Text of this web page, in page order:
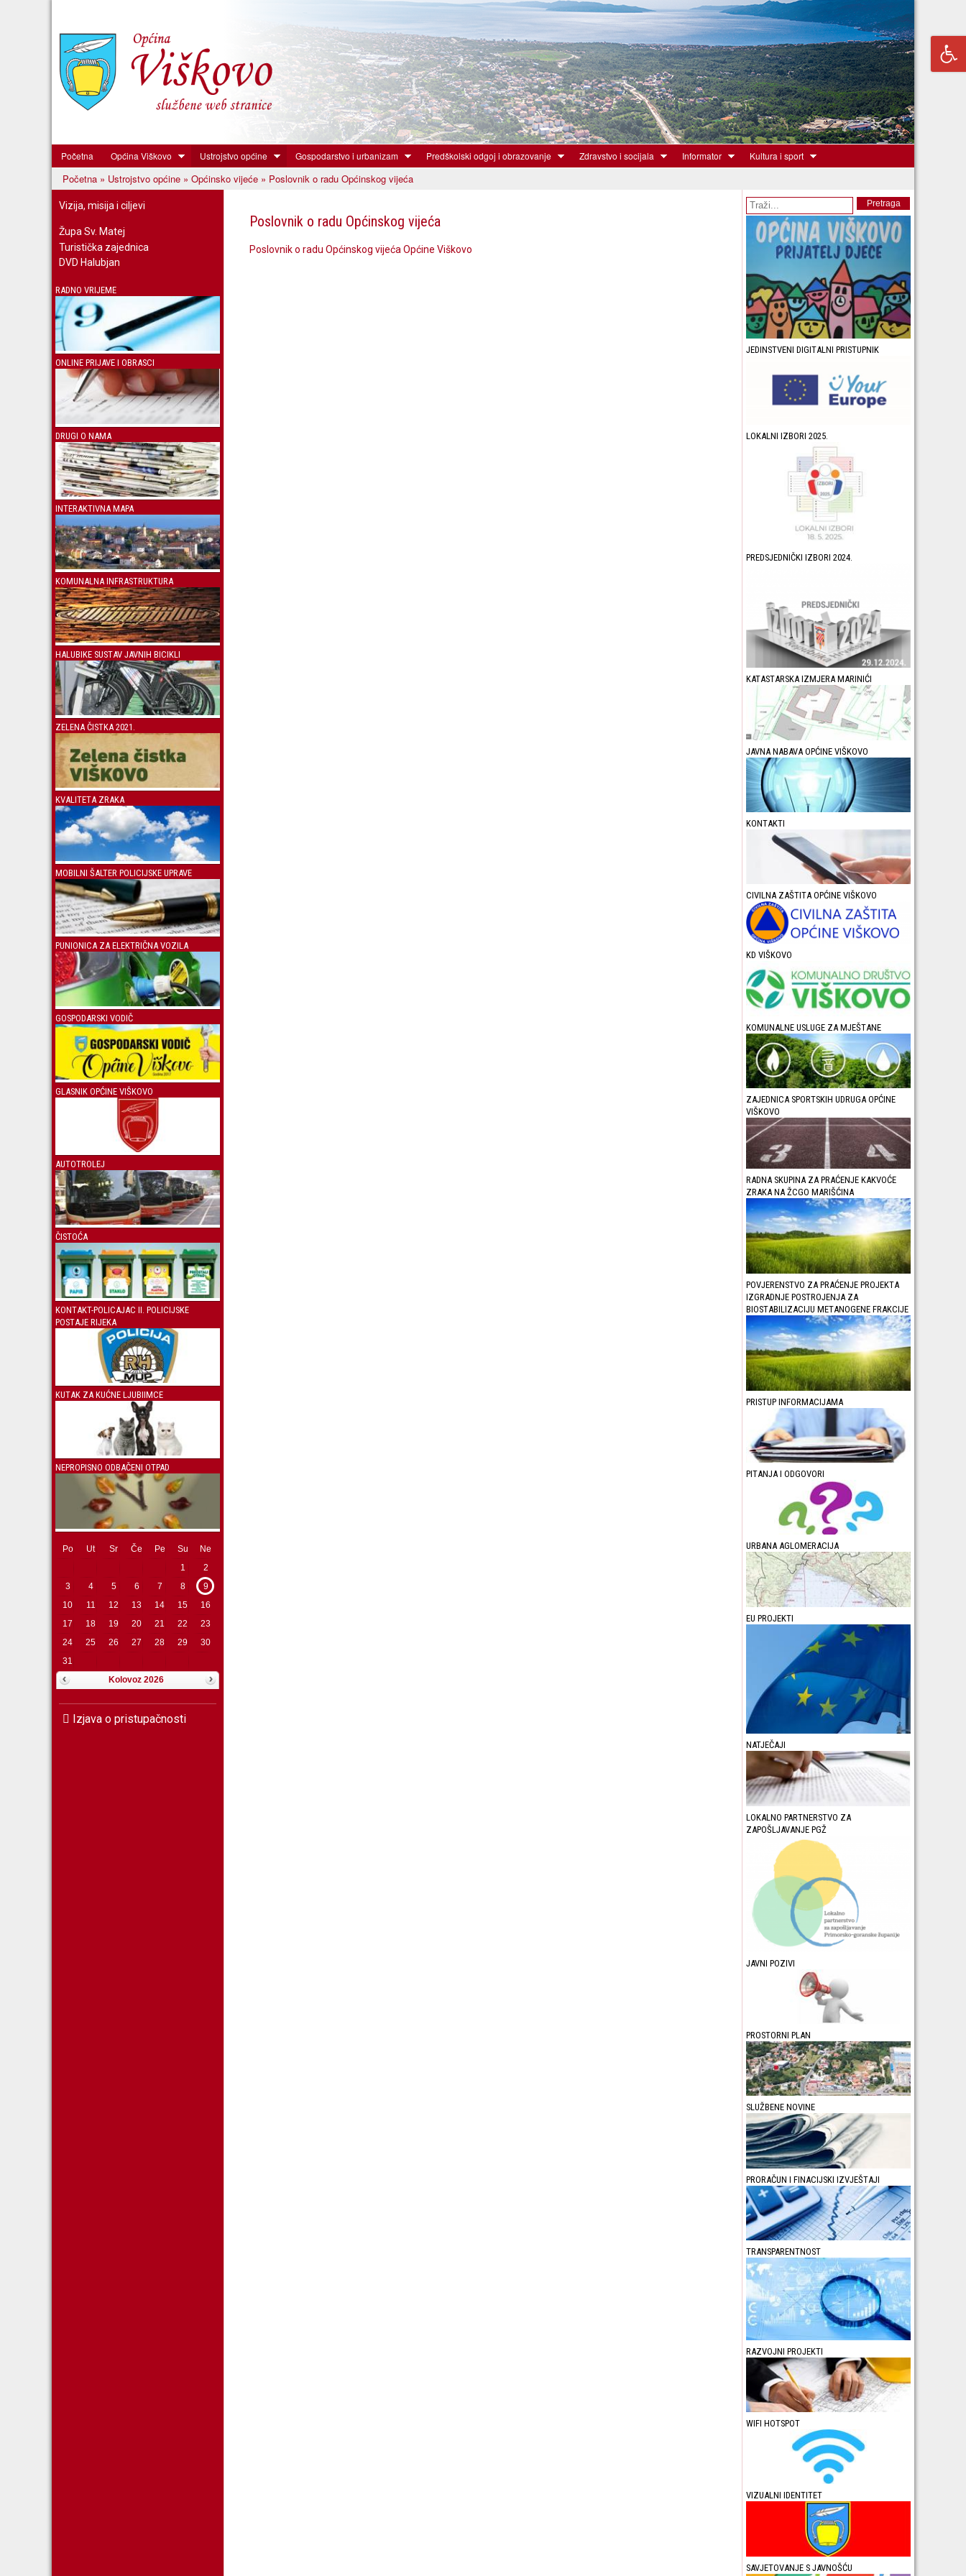
Skoči
glavni
sadržaj
Općina
Viškovo
Početna Općina Viškovo Ustrojstvo općine Gospodarstvo i urbanizam Predškolski odgoj i obrazovanje Zdravstvo i socijala Informator Kultura i sport
Vi ste ovdje
Početna » Ustrojstvo općine » Općinsko vijeće » Poslovnik o radu Općinskog vijeća
Vizija, misija i ciljevi
Župa Sv. Matej
Turistička zajednica
DVD Halubjan
RADNO VRIJEME
ONLINE PRIJAVE I OBRASCI
DRUGI O NAMA
INTERAKTIVNA MAPA
KOMUNALNA INFRASTRUKTURA
HALUBIKE SUSTAV JAVNIH BICIKLI
ZELENA ČISTKA 2021.
KVALITETA ZRAKA
MOBILNI ŠALTER POLICIJSKE UPRAVE
PUNIONICA ZA ELEKTRIČNA VOZILA
GOSPODARSKI VODIČ
GLASNIK OPĆINE VIŠKOVO
AUTOTROLEJ
ČISTOĆA
KONTAKT-POLICAJAC II. POLICIJSKE
POSTAJE RIJEKA
KUTAK ZA KUĆNE LJUBIIMCE
NEPROPISNO ODBAČENI OTPAD
Po Ut Sr Če Pe Su
Ne
1
2
3
4 5 6 7 8
9
10
11 12 13 14 15
16
17
18 19 20 21 22
23
24
25 26 27 28 29
30
31
Kolovoz 2026
Izjava o pristupačnosti
Poslovnik o radu Općinskog vijeća
Poslovnik o radu Općinskog vijeća Općine Viškovo
Obrazac pretrage Pretraga
JEDINSTVENI DIGITALNI PRISTUPNIK
LOKALNI IZBORI 2025.
PREDSJEDNIČKI IZBORI 2024.
KATASTARSKA IZMJERA MARINIĆI
JAVNA NABAVA OPĆINE VIŠKOVO
KONTAKTI
CIVILNA ZAŠTITA OPĆINE VIŠKOVO
KD VIŠKOVO
KOMUNALNE USLUGE ZA MJEŠTANE
ZAJEDNICA SPORTSKIH UDRUGA OPĆINE
VIŠKOVO
RADNA SKUPINA ZA PRAĆENJE KAKVOĆE
ZRAKA NA ŽCGO MARIŠĆINA
POVJERENSTVO ZA PRAĆENJE PROJEKTA
IZGRADNJE POSTROJENJA ZA
BIOSTABILIZACIJU METANOGENE FRAKCIJE
PRISTUP INFORMACIJAMA
PITANJA I ODGOVORI
URBANA AGLOMERACIJA
EU PROJEKTI
NATJEČAJI
LOKALNO PARTNERSTVO ZA
ZAPOŠLJAVANJE PGŽ
JAVNI POZIVI
PROSTORNI PLAN
SLUŽBENE NOVINE
PRORAČUN I FINACIJSKI IZVJEŠTAJI
TRANSPARENTNOST
RAZVOJNI PROJEKTI
WIFI HOTSPOT
VIZUALNI IDENTITET
SAVJETOVANJE S JAVNOŠĆU